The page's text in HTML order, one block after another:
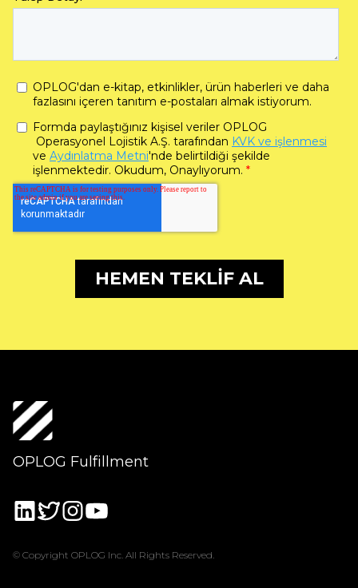
OPLOG Fulfillment
© Copyright OPLOG Inc. All Rights Reserved.